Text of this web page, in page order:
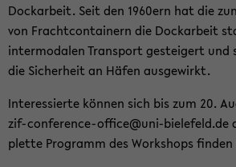
Dock­ar­beit. Seit den 1960ern hat die
von Fracht­con­tai­nern die Dock­ar­beit
in­ter­mo­da­len Trans­port ge­stei­gert und
die Si­cher­heit an Häfen aus­ge­wirkt.
In­ter­es­sier­te kön­nen sich bis zum 20.
zif-​conference-office@uni-​bielefeld.de
plet­te Pro­gramm des Work­shops fin­den